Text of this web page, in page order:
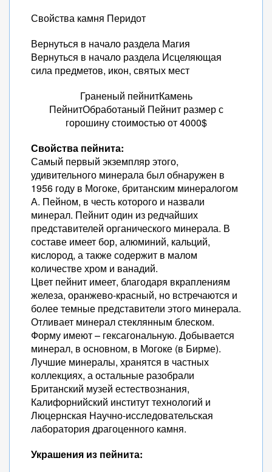
Свойства камня Перидот
Вернуться в начало раздела Магия
Вернуться в начало раздела Исцеляющая
сила предметов, икон, святых мест
Граненый пейнитКамень
ПейнитОбработаный Пейнит размер с
горошину стоимостью от 4000$
Свойства пейнита:
Самый первый экземпляр этого,
удивительного минерала был обнаружен в
1956 году в Могоке, британским минералогом
А. Пейном, в честь которого и назвали
минерал. Пейнит один из редчайших
представителей органического минерала. В
составе имеет бор, алюминий, кальций,
кислород, а также содержит в малом
количестве хром и ванадий.
Цвет пейнит имеет, благодаря вкраплениям
железа, оранжево-красный, но встречаются и
более темные представители этого минерала.
Отливает минерал стеклянным блеском.
Форму имеют – гексагональную. Добывается
минерал, в основном, в Могоке (в Бирме).
Лучшие минералы, хранятся в частных
коллекциях, а остальные разобрали
Британский музей естествознания,
Калифорнийский институт технологий и
Люцернская Научно-исследовательская
лаборатория драгоценного камня.
Украшения из пейнита: